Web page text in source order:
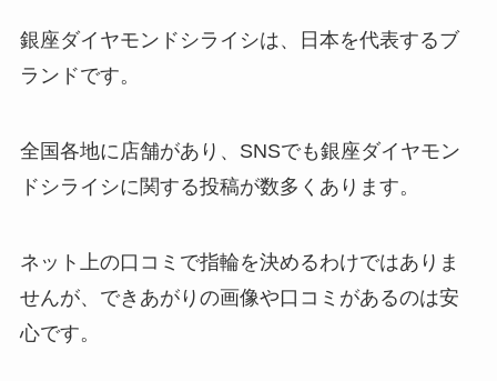
銀座ダイヤモンドシライシは、日本を代表するブ
ランドです。
全国各地に店舗があり、SNSでも銀座ダイヤモン
ドシライシに関する投稿が数多くあります。
ネット上の口コミで指輪を決めるわけではありま
せんが、できあがりの画像や口コミがあるのは安
心です。